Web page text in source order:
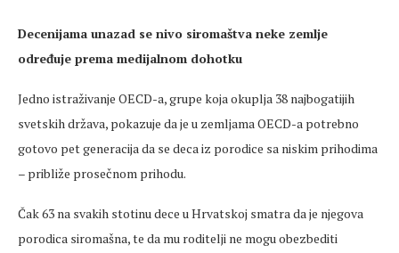
Decenijama unazad se nivo siromaštva neke zemlje
određuje prema medijalnom dohotku
Jedno istraživanje OECD-a, grupe koja okuplja 38 najbogatijih
svetskih država, pokazuje da je u zemljama OECD-a potrebno
gotovo pet generacija da se deca iz porodice sa niskim prihodima
– približe prosečnom prihodu.
Čak 63 na svakih stotinu dece u Hrvatskoj smatra da je njegova
porodica siromašna, te da mu roditelji ne mogu obezbediti